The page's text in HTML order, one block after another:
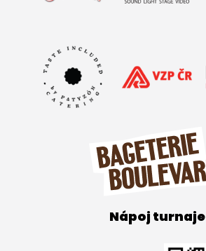
Nápoj turnaje